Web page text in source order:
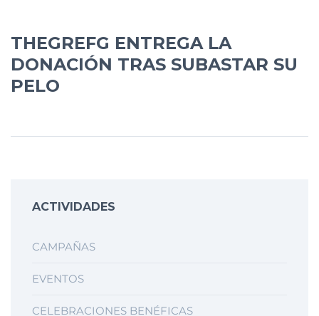
THEGREFG ENTREGA LA
DONACIÓN TRAS SUBASTAR SU
PELO
ACTIVIDADES
CAMPAÑAS
EVENTOS
CELEBRACIONES BENÉFICAS